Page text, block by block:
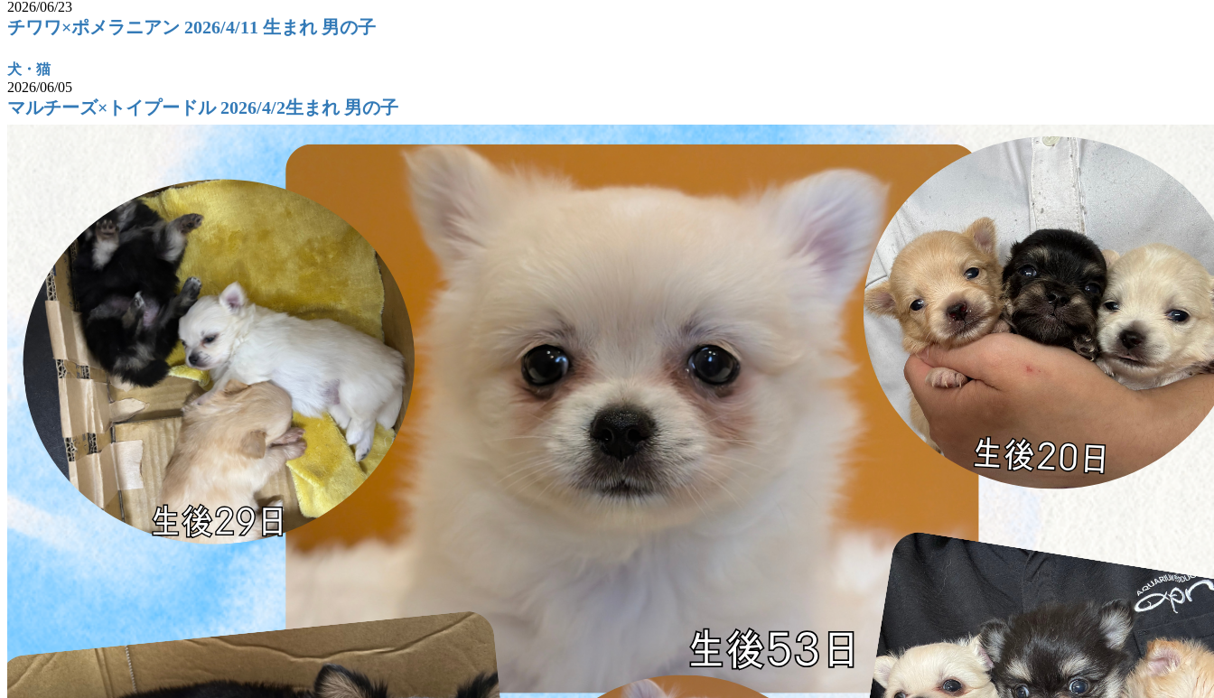
2026/06/23
チワワ×ポメラニアン 2026/4/11 生まれ 男の子
犬・猫
2026/06/05
マルチーズ×トイプードル 2026/4/2生まれ 男の子